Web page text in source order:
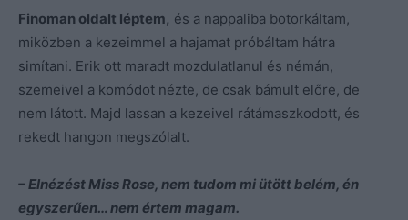
Finoman oldalt léptem, és a nappaliba botorkáltam,
miközben a kezeimmel a hajamat próbáltam hátra
simítani. Erik ott maradt mozdulatlanul és némán,
szemeivel a komódot nézte, de csak bámult előre, de
nem látott. Majd lassan a kezeivel rátámaszkodott, és
rekedt hangon megszólalt.
– Elnézést Miss Rose, nem tudom mi ütött belém, én
egyszerűen… nem értem magam.